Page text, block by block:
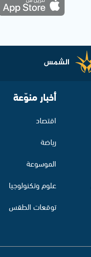
أخبار منوّعة
اقتصاد
رياضة
الموسوعة
علوم وتكنولوجيا
توقعات الطقس